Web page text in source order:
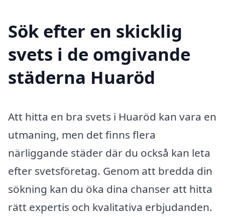
Sök efter en skicklig
svets i de omgivande
städerna Huaröd
Att hitta en bra svets i Huaröd kan vara en
utmaning, men det finns flera
närliggande städer där du också kan leta
efter svetsföretag. Genom att bredda din
sökning kan du öka dina chanser att hitta
rätt expertis och kvalitativa erbjudanden.